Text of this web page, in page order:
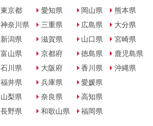
東京都
神奈川県
新潟県
富山県
石川県
福井県
山梨県
長野県
愛知県
三重県
滋賀県
京都府
大阪府
兵庫県
奈良県
和歌山県
岡山県
広島県
山口県
徳島県
香川県
愛媛県
高知県
福岡県
熊本県
大分県
宮崎県
鹿児島県
沖縄県